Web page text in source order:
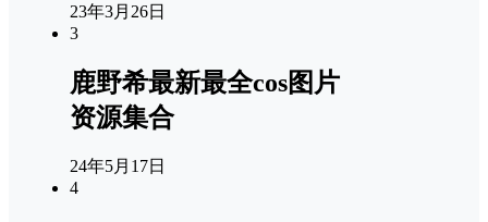
23年3月26日
3
鹿野希最新最全cos图片
资源集合
24年5月17日
4